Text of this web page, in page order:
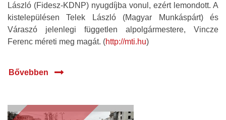
László (Fidesz-KDNP) nyugdíjba vonul, ezért lemondott. A
kistelepülésen Telek László (Magyar Munkáspárt) és
Váraszó jelenlegi független alpolgármestere, Vincze
Ferenc méreti meg magát. (http://mti.hu)
Bővebben